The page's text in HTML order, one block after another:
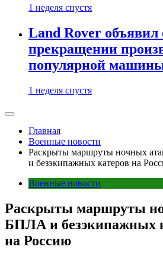
1 неделя спустя
Land Rover объявил
прекращении
популярной
1 неделя спустя
Главная
Военные новости
Раскрыты маршруты ночных
и безэкипажных катеров на
Военные новости
Раскрыты маршруты
БПЛА и безэкипажных
на Россию